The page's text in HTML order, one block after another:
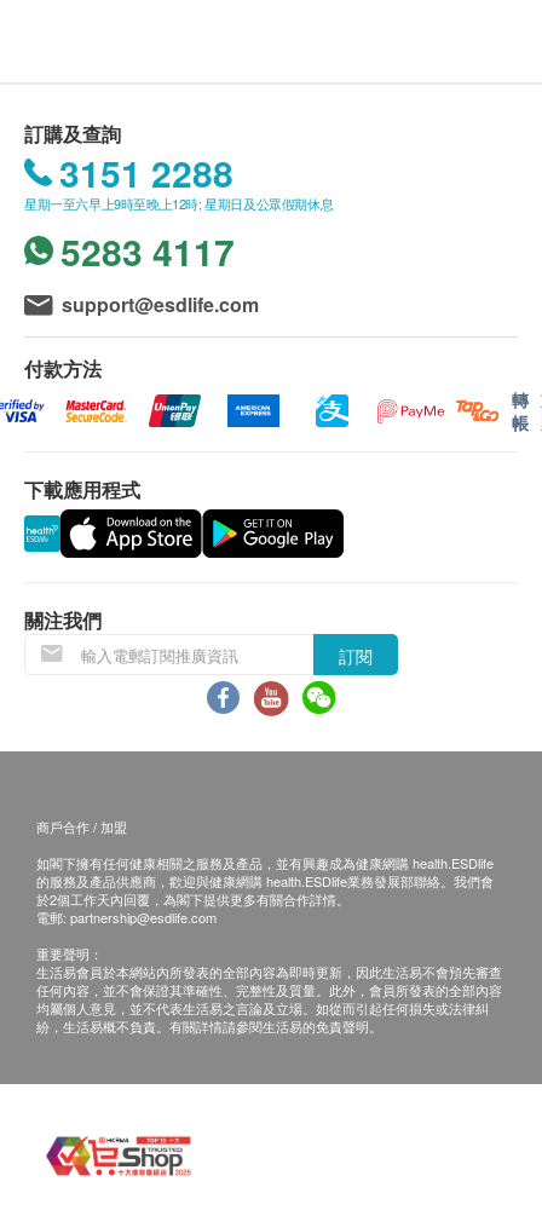
訂購及查詢
3151 2288
星期一至六早上9時至晚上12時; 星期日及公眾假期休息
5283 4117
support@esdlife.com
付款方法
轉
帳
下載應用程式
關注我們
訂閱
商戶合作 / 加盟
如閣下擁有任何健康相關之服務及產品，並有興趣成為健康網購 health.ESDlife
的服務及產品供應商，歡迎與健康網購 health.ESDlife業務發展部聯絡。我們會
於2個工作天內回覆，為閣下提供更多有關合作詳情。
電郵: partnership@esdlife.com
重要聲明：
生活易會員於本網站內所發表的全部內容為即時更新，因此生活易不會預先審查
任何內容，並不會保證其準確性、完整性及質量。此外，會員所發表的全部內容
均屬個人意見，並不代表生活易之言論及立場。如從而引起任何損失或法律糾
紛，生活易概不負責。有關詳情請參閱生活易的免責聲明。